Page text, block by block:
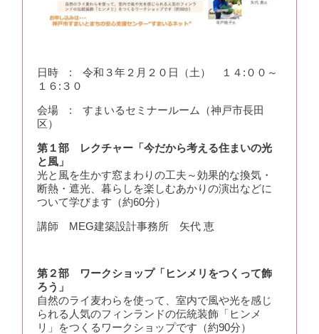
日時 : 令和３年２月２０日（土） １４:００～
１６:３０
会場 : すまいるセミナールーム（神戸市長田
区）
第１部 レクチャー「今だから考える住まいの光
と風」
光と風を生かす窓まわりの工夫～効果的な換気・
断熱・遮光、暮らしを楽しむあかりの演出などに
ついて学びます（約60分）
講師 MEG建築設計事務所 矢代 恵
第２部 ワークショップ「ヒンメリをつくって飾
ろう」
自然のライ麦わらを使って、室内で風や光を感じ
られる人気のフィンランドの伝統装飾「ヒンメ
リ」をつくるワークショップです（約90分）